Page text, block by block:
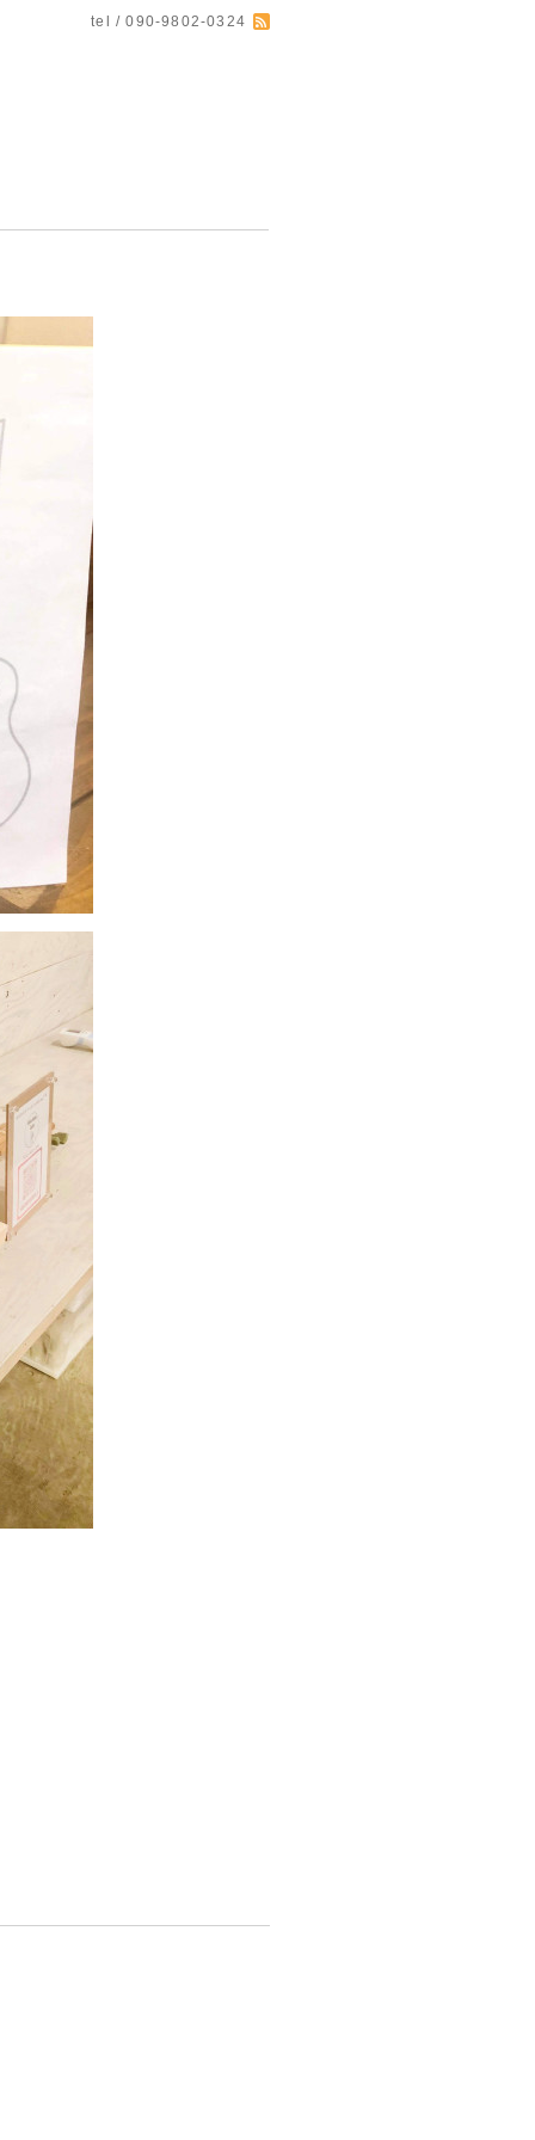
tel / 090-9802-0324